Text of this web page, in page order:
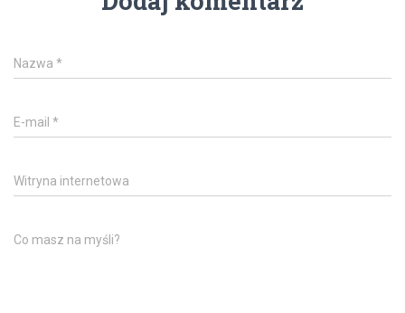
Nazwa *
E-mail *
Witryna internetowa
Co masz na myśli?